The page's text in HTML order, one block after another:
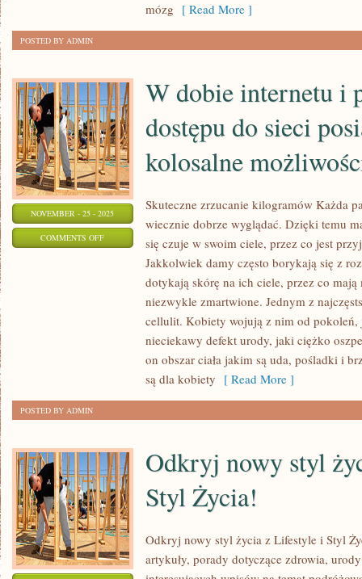
MAŁO
KTÓRY
PRODUCENT
mózg [ Read More ]
POSTED BY ADMIN
NOVEMBER - 25 - 2025
COMMENTS OFFON
POWSZECHNEGO
SIECI
POSIADAMY
MOŻLIWOŚCI
WYBORU
W dobie internetu i
dostępu do sieci
kolosalne
Skuteczne zrzucanie kilogramów Każda
wiecznie dobrze wyglądać. Dzięki temu
się czuje w swoim ciele, przez co jest
Jakkolwiek damy często borykają się z
dotykają skórę na ich ciele, przez co
niezwykle zmartwione. Jednym z
cellulit. Kobiety wojują z nim od pokoleń,
nieciekawy defekt urody, jaki ciężko
on obszar ciała jakim są uda, pośladki i
są dla kobiety [ Read More ]
POSTED BY ADMIN
Odkryj nowy styl
Styl Życia!
Odkryj nowy styl życia z Lifestyle i Styl
artykuły, porady dotyczące zdrowia,